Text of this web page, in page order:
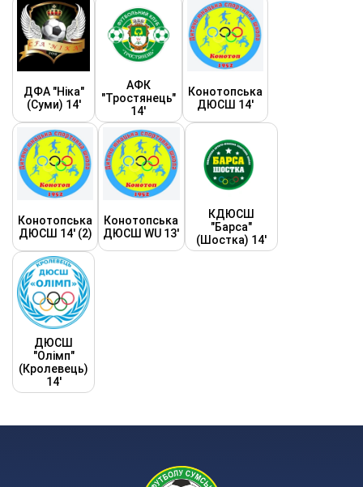
ДФА "Ніка"
(Суми) 14'
АФК
"Тростянець"
14'
Конотопська
ДЮСШ 14'
Конотопська
ДЮСШ 14' (2)
Конотопська
ДЮСШ WU 13'
КДЮСШ
"Барса"
(Шостка) 14'
ДЮСШ
"Олімп"
(Кролевець)
14'